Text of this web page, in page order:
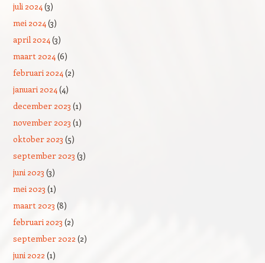
juli 2024(3)
mei 2024(3)
april 2024(3)
maart 2024(6)
februari 2024(2)
januari 2024(4)
december 2023 (1)
november 2023 (1)
oktober 2023 (5)
september 2023 (3)
juni 2023 (3)
mei 2023 (1)
maart 2023 (8)
februari 2023 (2)
september 2022 (2)
juni 2022 (1)